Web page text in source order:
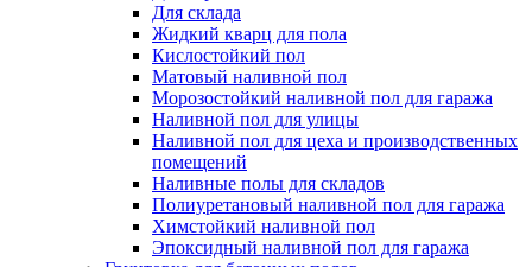
Для склада
Жидкий кварц для пола
Кислостойкий пол
Матовый наливной пол
Морозостойкий наливной пол для гаража
Наливной пол для улицы
Наливной пол для цеха и производственных
помещений
Наливные полы для складов
Полиуретановый наливной пол для гаража
Химстойкий наливной пол
Эпоксидный наливной пол для гаража